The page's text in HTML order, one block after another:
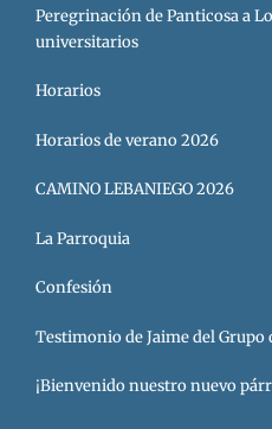
Peregrinación de Panticosa a
universitarios
Horarios
Horarios de verano 2026
CAMINO LEBANIEGO 2026
La Parroquia
Confesión
Testimonio de Jaime del Grupo
¡Bienvenido nuestro nuevo